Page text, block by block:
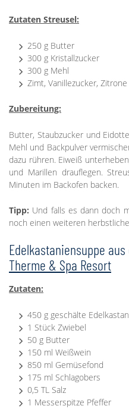
Zutaten Streusel:
250 g Butter
300 g Kristallzucker
300 g Mehl
Zimt, Vanillezucker, Zitrone
Zubereitung:
Butter, Staubzucker und
Mehl und Backpulver
dazu rühren. Eiweiß
und Marillen drauflegen.
Minuten im Backofen backen.
Tipp: Und falls es dann doch
noch einen weiteren
Edelkastaniensuppe aus
Therme & Spa Resort
Zutaten:
450 g geschälte
1 Stück Zwiebel
50 g Butter
150 ml Weißwein
850 ml Gemüsefond
175 ml Schlagobers
0,5 TL Salz
1 Messerspitze Pfeffer